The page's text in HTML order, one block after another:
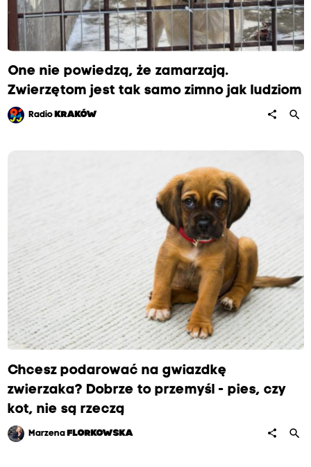
One nie powiedzą, że zamarzają.
Zwierzętom jest tak samo zimno jak ludziom
Radio KRAKÓW share search
Chcesz podarować na gwiazdkę
zwierzaka? Dobrze to przemyśl - pies, czy
kot, nie są rzeczą
Marzena FLORKOWSKA share search